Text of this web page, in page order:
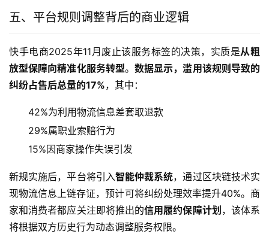
五、平台规则调整背后的商业逻辑
快手电商2025年11月废止该服务标签的决策，实质是从粗
放型保障向精准化服务转型。数据显示，滥用该规则导致的
纠纷占售后总量的17%，其中：
42%为利用物流信息差套取退款
29%属职业索赔行为
15%因商家操作失误引发
新规实施后，平台将引入智能仲裁系统，通过区块链技术实
现物流信息上链存证，预计可将纠纷处理效率提升40%。商
家和消费者都应关注即将推出的信用履约保障计划 ，该体系
将根据双方历史行为动态调整服务权限。